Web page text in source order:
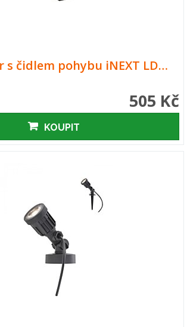
s čidlem pohybu iNEXT LD…
505 Kč
KOUPIT